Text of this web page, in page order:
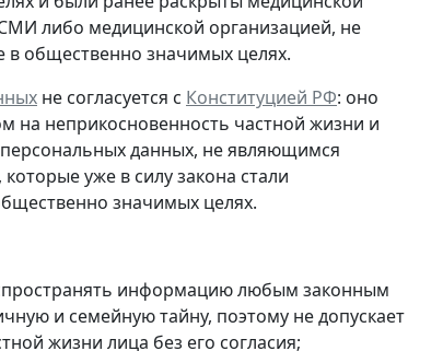
либо медицинской организацией, не
в общественно значимых целях.
не согласуется с Конституцией РФ: оно
на неприкосновенность частной жизни и
данных, не являющимся
которыеуже в силу закона стали
значимых целях.
информацию любым законным
и семейную тайну, поэтому не допускает
жизни лица без его согласия;